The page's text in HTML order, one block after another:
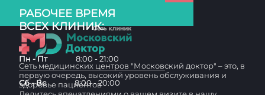
РАБОЧЕЕ ВРЕМЯ
ВСЕХ КЛИНИК:
Пн - Пт 8:00 - 21:00
Сб - Вс 8:00 - 20:00
Сеть медицинских центров "Московский доктор" – это, в
первую очередь, высокий уровень обслуживания и
здоровье пациентов